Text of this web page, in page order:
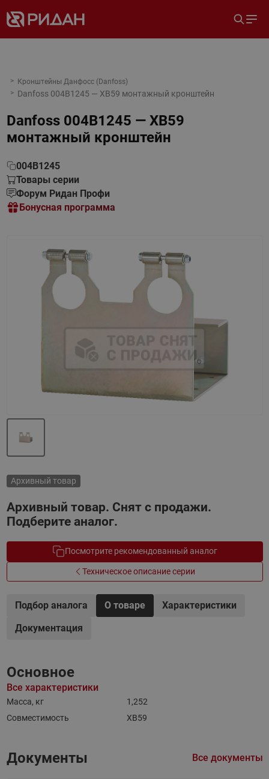
Кронштейны Данфосс (Danfoss)
Danfoss 004B1245 — XB59 монтажный кронштейн
Danfoss 004B1245 — XB59
монтажный кронштейн
004B1245
Товары серии
Форум Ридан Профи
Бонусная программа
Архивный товар
Архивный товар. Снят с продажи.
Подберите аналог.
Посмотрите рекомендованный аналог
Техническое описание серии
Подбор аналога О товаре
Характеристики
Документация
Основное
Все характеристики
Масса, кг
1,252
Совместимость
XB59
Документы Все документы